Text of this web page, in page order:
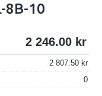
8B-10
2 246.00
2 807.50
0